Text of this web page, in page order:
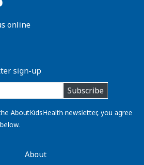
online
sign-up
Subscribe
AboutKidsHealth newsletter, you agree
About